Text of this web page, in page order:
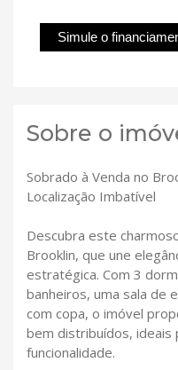
Simule o
Sobre o
Sobrado à Venda no
Localização Imbatível
Descubra este
Brooklin, que une
estratégica. Com 3
banheiros, uma sala de
com copa, o imóvel
bem distribuídos, ideais
funcionalidade.